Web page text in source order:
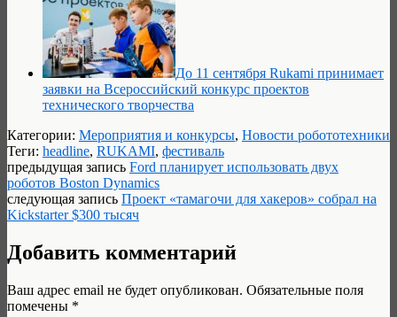
До 11 сентября Rukami принимает
заявки на Всероссийский конкурс проектов
технического творчества
Категории: Мероприятия и конкурсы, Новости робототехники
Теги: headline, RUKAMI, фестиваль
предыдущая запись Ford планирует использовать двух
роботов Boston Dynamics
следующая запись Проект «тамагочи для хакеров» собрал на
Kickstarter $300 тысяч
Добавить комментарий
Ваш адрес email не будет опубликован. Обязательные поля
помечены *